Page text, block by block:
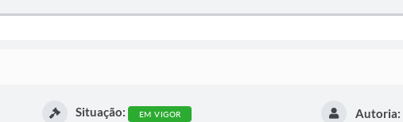
Situação: EM VIGOR Autoria: